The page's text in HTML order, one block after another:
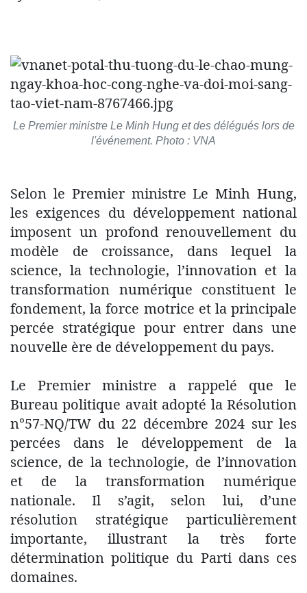
Le Premier ministre Le Minh Hung et des délégués lors de
l'événement. Photo : VNA
Selon le Premier ministre Le Minh Hung,
les exigences du développement national
imposent un profond renouvellement du
modèle de croissance, dans lequel la
science, la technologie, l’innovation et la
transformation numérique constituent le
fondement, la force motrice et la principale
percée stratégique pour entrer dans une
nouvelle ère de développement du pays.
Le Premier ministre a rappelé que le
Bureau politique avait adopté la Résolution
n°57-NQ/TW du 22 décembre 2024 sur les
percées dans le développement de la
science, de la technologie, de l’innovation
et de la transformation numérique
nationale. Il s’agit, selon lui, d’une
résolution stratégique particulièrement
importante, illustrant la très forte
détermination politique du Parti dans ces
domaines.